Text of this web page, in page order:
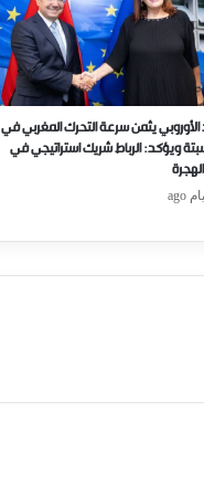
الأوروبي يثمن سرعة التحرك المغربي في
ويؤكد: الرباط شريك استراتيجي في